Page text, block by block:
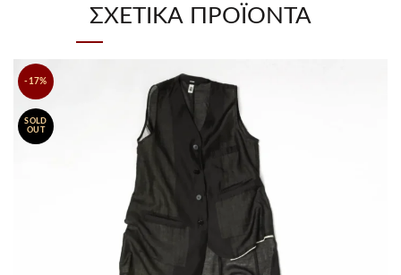
ΣΧΕΤΙΚΆ ΠΡΟΪΌΝΤΑ
-17%
SOLD
OUT